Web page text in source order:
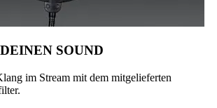
SOUND
im Stream mit dem mitgelieferten